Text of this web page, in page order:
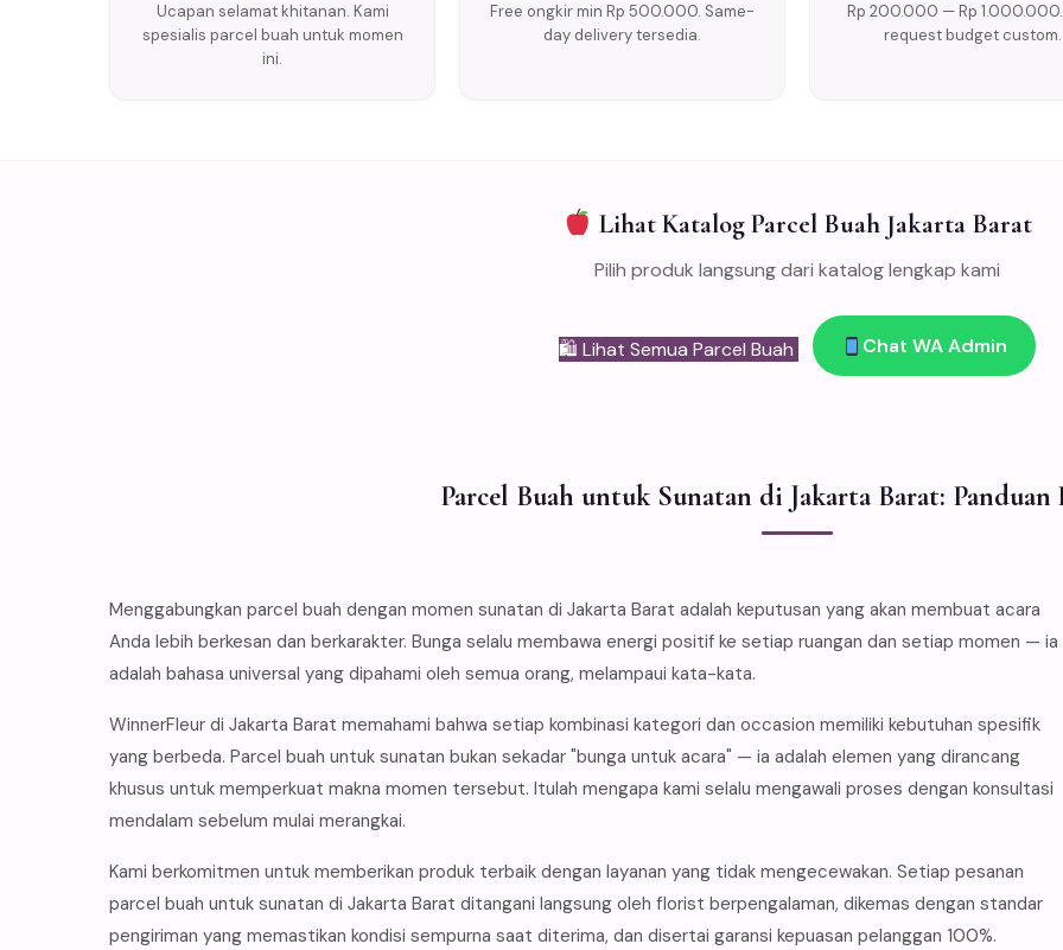
Ucapan selamat khitanan. Kami
spesialis parcel buah untuk momen
ini.
Free ongkir min Rp 500.000. Same-
day delivery tersedia.
Rp 200.000 — Rp 1.000.000.
request budget custom.
Lihat Katalog Parcel Buah Jakarta Barat
Pilih produk langsung dari katalog lengkap kami
🛍 Lihat Semua Parcel Buah Chat WA Admin
Parcel Buah untuk Sunatan di Jakarta Barat: Panduan
Menggabungkan parcel buah dengan momen sunatan di Jakarta Barat adalah keputusan yang akan membuat acara
Anda lebih berkesan dan berkarakter. Bunga selalu membawa energi positif ke setiap ruangan dan setiap momen — ia
adalah bahasa universal yang dipahami oleh semua orang, melampaui kata-kata.
WinnerFleur di Jakarta Barat memahami bahwa setiap kombinasi kategori dan occasion memiliki kebutuhan spesifik
yang berbeda. Parcel buah untuk sunatan bukan sekadar "bunga untuk acara" — ia adalah elemen yang dirancang
khusus untuk memperkuat makna momen tersebut. Itulah mengapa kami selalu mengawali proses dengan konsultasi
mendalam sebelum mulai merangkai.
Kami berkomitmen untuk memberikan produk terbaik dengan layanan yang tidak mengecewakan. Setiap pesanan
parcel buah untuk sunatan di Jakarta Barat ditangani langsung oleh florist berpengalaman, dikemas dengan standar
pengiriman yang memastikan kondisi sempurna saat diterima, dan disertai garansi kepuasan pelanggan 100%.